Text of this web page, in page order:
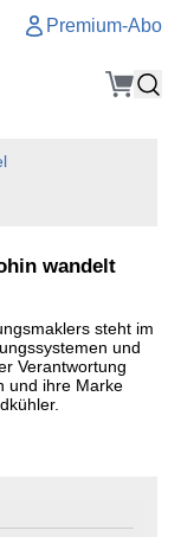
Premium-Abo
wandelt
steht im
und
Verantwortung
und ihre Marke